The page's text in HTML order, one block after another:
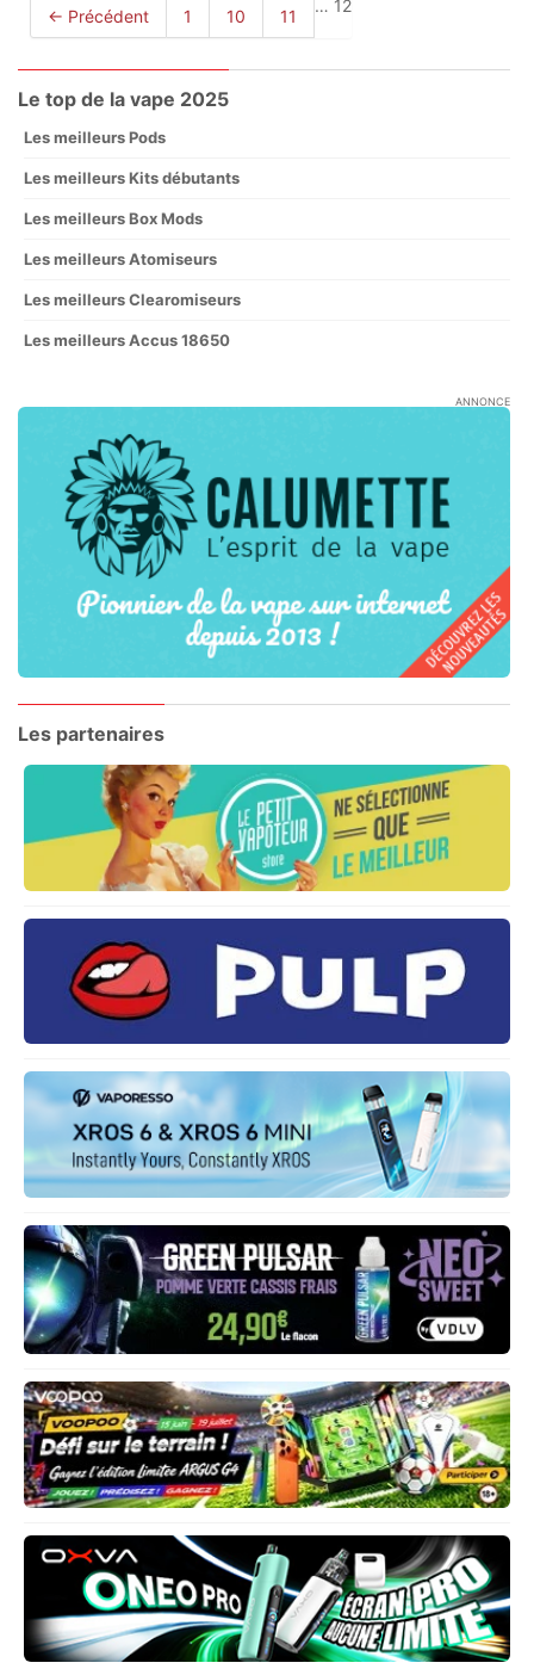
← Précédent 1
…
10 11
12
Le top de la vape 2025
Les meilleurs Pods
Les meilleurs Kits débutants
Les meilleurs Box Mods
Les meilleurs Atomiseurs
Les meilleurs Clearomiseurs
Les meilleurs Accus 18650
ANNONCE
Les partenaires